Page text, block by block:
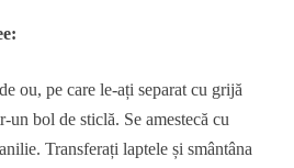
ou, pe care le-ați separat cu grijă
un bol de sticlă. Se amestecă cu
Transferați laptele și smântâna